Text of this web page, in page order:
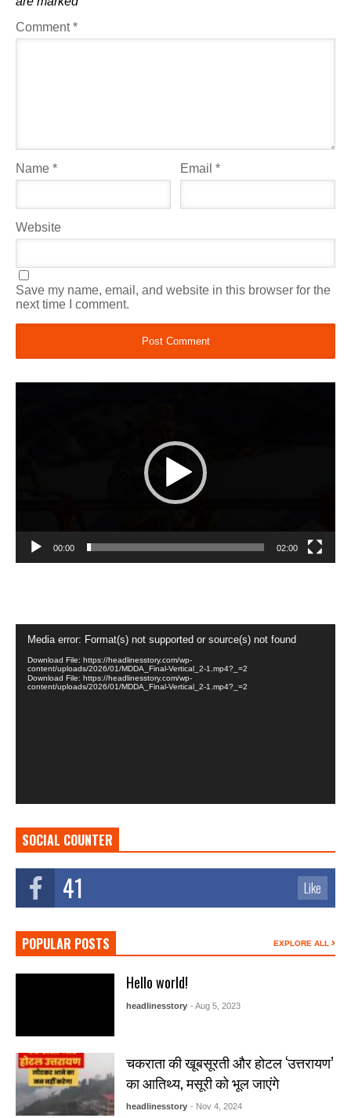
Comment*
Name * Email*
Website
Save my name, email, and website in this browser for the
next time I comment.
00:00 02:00
Player
Media error: Format(s) not supported or source(s) not found
Download File: https://headlinesstory.com/wp-
content/uploads/2026/01/MDDA_Final-Vertical_2-1.mp4?_=2
Download File: https://headlinesstory.com/wp-
content/uploads/2026/01/MDDA_Final-Vertical_2-1.mp4?_=2
SOCIAL COUNTER
41 Like
POPULAR POSTS EXPLORE ALL
Hello world!
headlinesstory - Aug 5, 2023
चकराता की खूबसूरती और होटल ‘उत्तरायण’
का आतिथ्य, मसूरी को भूल जाएंगे
headlinesstory - Nov 4, 2024